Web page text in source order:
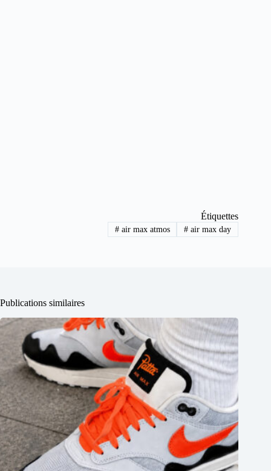
Étiquettes
#air max atmos # air max day
Publications similaires